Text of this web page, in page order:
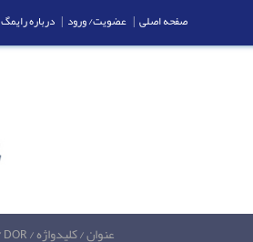
عنوان / کلیدواژه / DOI / DOR
صفحه اصلی | عضویت/ ورود | درباره رایمگ